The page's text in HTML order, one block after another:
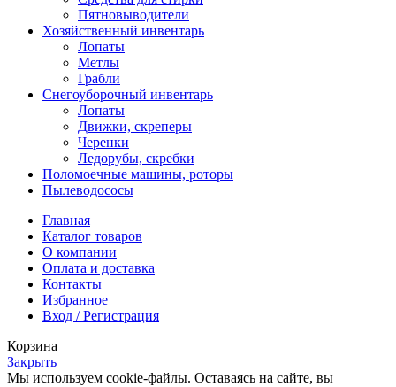
Пятновыводители
Хозяйственный инвентарь
Лопаты
Метлы
Грабли
Снегоуборочный инвентарь
Лопаты
Движки, скреперы
Черенки
Ледорубы, скребки
Поломоечные машины, роторы
Пылеводососы
Главная
Каталог товаров
О компании
Оплата и доставка
Контакты
Избранное
Вход / Регистрация
Корзина
Закрыть
Мы используем cookie-файлы. Оставаясь на сайте, вы